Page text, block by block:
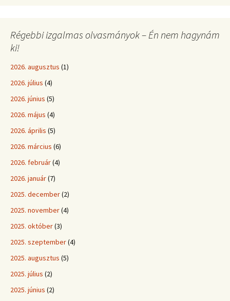
Régebbi izgalmas olvasmányok – Én nem hagynám
ki!
2026. augusztus (1)
2026. július (4)
2026. június (5)
2026. május (4)
2026. április (5)
2026. március (6)
2026. február(4)
2026. január(7)
2025. december(2)
2025. november(4)
2025. október(3)
2025. szeptember(4)
2025. augusztus (5)
2025. július (2)
2025. június (2)